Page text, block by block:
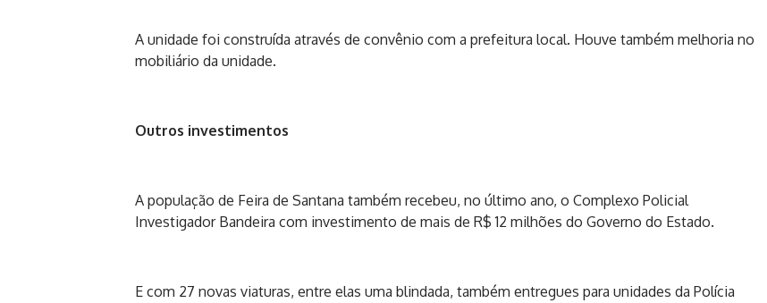
A unidade foi construída através de convênio com a prefeitura local. Houve também melhoria no
mobiliário da unidade.
Outros investimentos
A população de Feira de Santana também recebeu, no último ano, o Complexo Policial
Investigador Bandeira com investimento de mais de R$ 12 milhões do Governo do Estado.
E com 27 novas viaturas, entre elas uma blindada, também entregues para unidades da Polícia